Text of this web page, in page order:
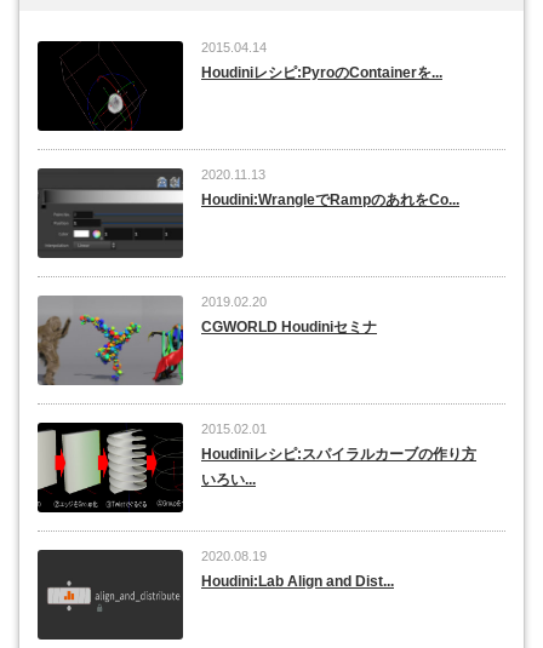
2015.04.14
Houdiniレシピ:PyroのContainerを...
2020.11.13
Houdini:WrangleでRampのあれをCo...
2019.02.20
CGWORLD Houdiniセミナ
2015.02.01
Houdiniレシピ:スパイラルカーブの作り方
いろい...
2020.08.19
Houdini:Lab Align and Dist...